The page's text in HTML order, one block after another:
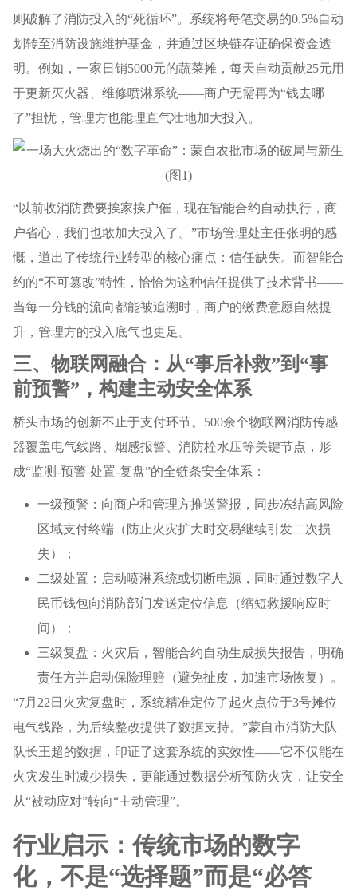
则破解了消防投入的“死循环”。系统将每笔交易的0.5%自动
划转至消防设施维护基金，并通过区块链存证确保资金透
明。例如，一家日销5000元的蔬菜摊，每天自动贡献25元用
于更新灭火器、维修喷淋系统——商户无需再为“钱去哪
了”担忧，管理方也能理直气壮地加大投入。
“以前收消防费要挨家挨户催，现在智能合约自动执行，商
户省心，我们也敢加大投入了。”市场管理处主任张明的感
慨，道出了传统行业转型的核心痛点：信任缺失。而智能合
约的“不可篡改”特性，恰恰为这种信任提供了技术背书——
当每一分钱的流向都能被追溯时，商户的缴费意愿自然提
升，管理方的投入底气也更足。
三、物联网融合：从“事后补救”到“事
前预警”，构建主动安全体系
桥头市场的创新不止于支付环节。500余个物联网消防传感
器覆盖电气线路、烟感报警、消防栓水压等关键节点，形
成“监测-预警-处置-复盘”的全链条安全体系：
一级预警：向商户和管理方推送警报，同步冻结高风险
区域支付终端（防止火灾扩大时交易继续引发二次损
失）；
二级处置：启动喷淋系统或切断电源，同时通过数字人
民币钱包向消防部门发送定位信息（缩短救援响应时
间）；
三级复盘：火灾后，智能合约自动生成损失报告，明确
责任方并启动保险理赔（避免扯皮，加速市场恢复）。
“7月22日火灾复盘时，系统精准定位了起火点位于3号摊位
电气线路，为后续整改提供了数据支持。”蒙自市消防大队
队长王超的数据，印证了这套系统的实效性——它不仅能在
火灾发生时减少损失，更能通过数据分析预防火灾，让安全
从“被动应对”转向“主动管理”。
行业启示：传统市场的数字
化，不是“选择题”而是“必答